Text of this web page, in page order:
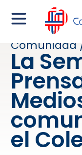
menu
Comunidad
La
el